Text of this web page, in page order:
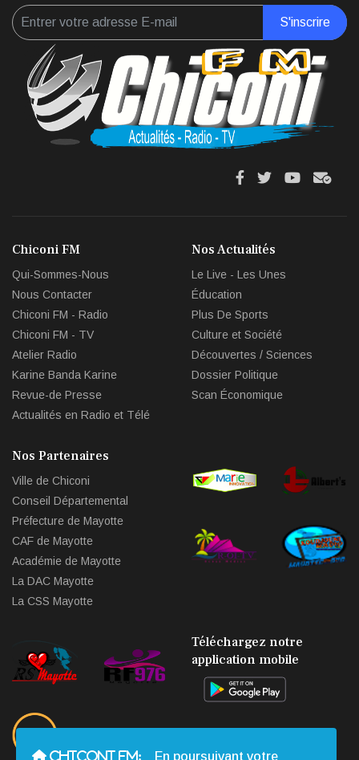
S'inscrire
fa
fa
fab
fas
Chiconi FM
Qui-Sommes-Nous
Nous Contacter
Chiconi FM - Radio
Chiconi FM - TV
Atelier Radio
Karine Banda Karine
Revue-de Presse
Actualités en Radio et Télé
Nos Actualités
Le Live - Les Unes
Éducation
Plus De Sports
Culture et Société
Découvertes / Sciences
Dossier Politique
Scan Économique
Nos Partenaires
Ville de Chiconi
Conseil Départemental
Préfecture de Mayotte
CAF de Mayotte
Académie de Mayotte
La DAC Mayotte
La CSS Mayotte
Téléchargez notre
application mobile
CHICONI FM: En poursuivant votre